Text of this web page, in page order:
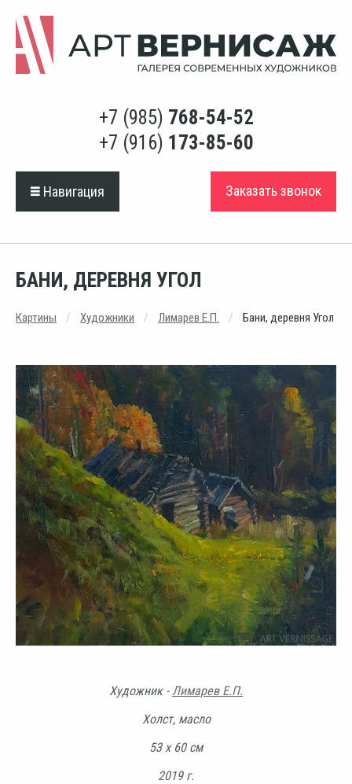
+7 (985) 768-54-52
+7 (916) 173-85-60
Навигация Заказать звонок
БАНИ, ДЕРЕВНЯ УГОЛ
Картины Художники Лимарев Е.П. Бани, деревня Угол
Художник - Лимарев Е.П.
Холст, масло
53 х 60 см
2019 г.